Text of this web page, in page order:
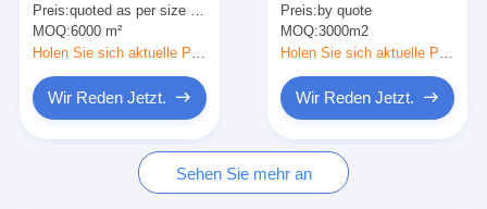
Resistance and
Customizable Options
for Wrapping and
Packaging
Preis:quoted as per size and quantity
MOQ:6000 m²
Wir Reden Jetzt.
180um Thickness for
Versatile Applications
Preis: by quote
MOQ:3000m2
Wir Reden Jetzt.
Sehen Sie mehr an